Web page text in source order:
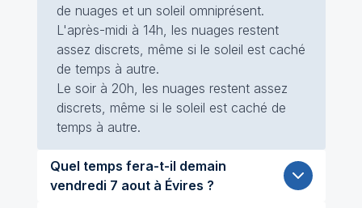
de nuages et un soleil omniprésent.
L'après-midi à 14h, les nuages restent
assez discrets, même si le soleil est caché
de temps à autre.
Le soir à 20h, les nuages restent assez
discrets, même si le soleil est caché de
temps à autre.
Quel temps fera-t-il demain
vendredi 7 aout à Évires ?